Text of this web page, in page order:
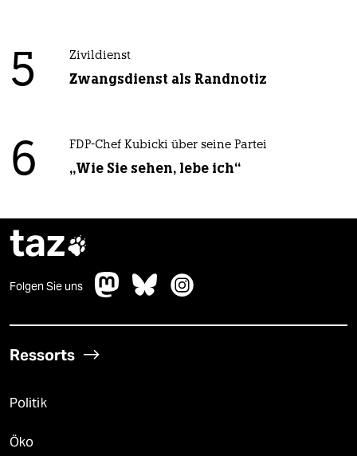
5 Zivildienst
Zwangsdienst als Randnotiz
6 FDP-Chef Kubicki über seine Partei
„Wie Sie sehen, lebe ich“
taz
Folgen Sie uns
Ressorts
Politik
Öko